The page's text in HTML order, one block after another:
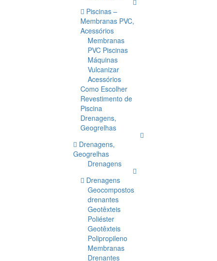
Piscinas –
Membranas PVC,
Acessórios
Membranas
PVC Piscinas
Máquinas
Vulcanizar
Acessórios
Como Escolher
Revestimento de
Piscina
Drenagens,
Geogrelhas
Drenagens,
Geogrelhas
Drenagens
Drenagens
Geocompostos
drenantes
Geotêxteis
Poliéster
Geotêxteis
Polipropileno
Membranas
Drenantes